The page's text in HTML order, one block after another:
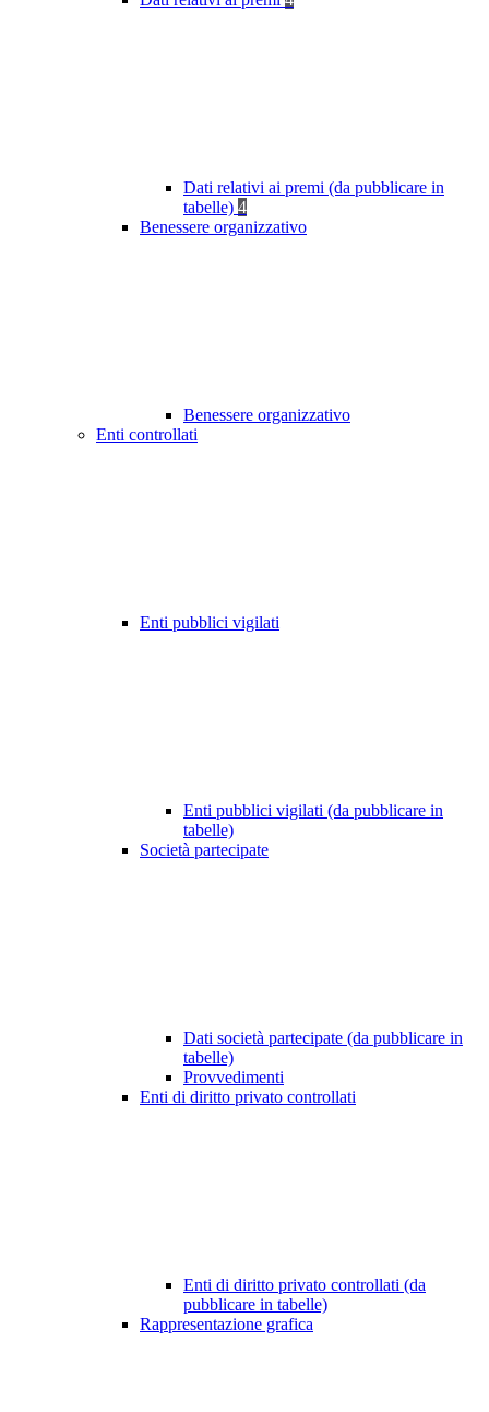
Dati relativi ai premi (da pubblicare in
tabelle) 4
Benessere organizzativo
Benessere organizzativo
Enti controllati
Enti pubblici vigilati
Enti pubblici vigilati (da pubblicare in
tabelle)
Società partecipate
Dati società partecipate (da pubblicare in
tabelle)
Provvedimenti
Enti di diritto privato controllati
Enti di diritto privato controllati (da
pubblicare in tabelle)
Rappresentazione grafica